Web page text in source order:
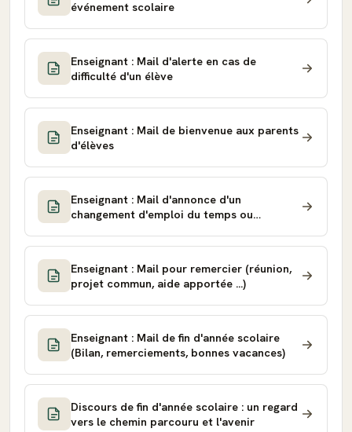
événement scolaire
Enseignant : Mail d'alerte en cas de
difficulté d'un élève
Enseignant : Mail de bienvenue aux parents
d'élèves
Enseignant : Mail d'annonce d'un
changement d'emploi du temps ou
Enseignant : Mail pour remercier (réunion,
projet commun, aide apportée ...)
Enseignant : Mail de fin d'année scolaire
(Bilan, remerciements, bonnes vacances)
Discours de fin d'année scolaire : un regard
vers le chemin parcouru et l'avenir